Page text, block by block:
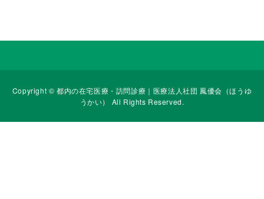
Copyright © 都内の在宅医療・訪問診療｜医療法人社団 鳳優会（ほうゆ
うかい） All Rights Reserved.